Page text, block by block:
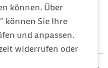
können. Über
können Sie Ihre
und anpassen.
widerrufen oder
in Mitteleuropa weit
allem Kindern